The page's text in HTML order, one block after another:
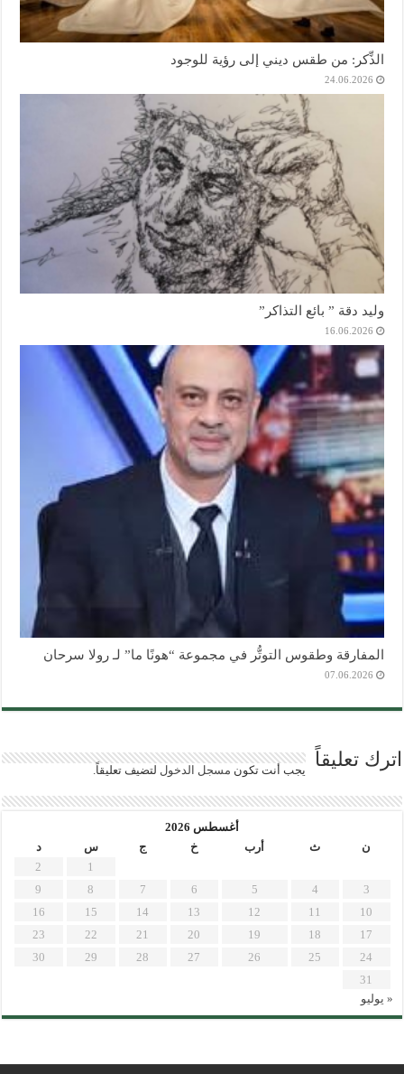
الذِّكر: من طقس ديني إلى رؤية للوجود
24.06.2026
وليد دقة ” بائع التذاكر”
16.06.2026
المفارقة وطقوس التوتُّر في مجموعة “هونًا ما” لـ رولا سرحان
07.06.2026
اترك تعليقاً يجب أنت تكون مسجل الدخول لتضيف تعليقاً.
أغسطس 2026
ن
ث أرب خ ج س
د
1
2
3
4
5
6
7
8
9
10
11
12
13
14
15
16
17
18
19
20
21
22
23
24
25
26
27
28
29
30
31
« يوليو